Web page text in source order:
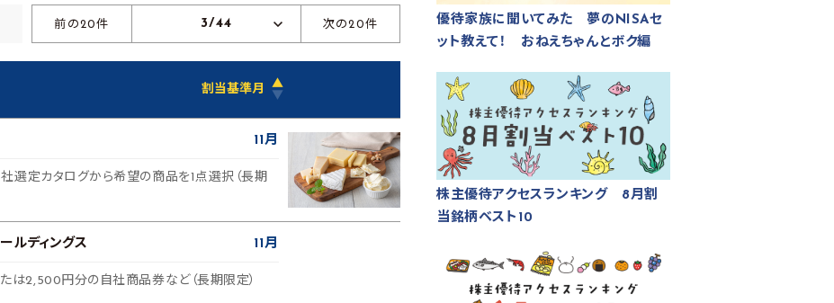
前の20件 3/44 次の20件
▲
割当基準月 ▼
11月
選定カタログから希望の商品を1点選択（長期
ルディングス 11月
は2,500円分の自社商品券など（長期限定）
優待家族に聞いてみた 夢のNISAセ
ット教えて！ おねえちゃんとボク編
株主優待アクセスランキング 8月割
当銘柄ベスト10